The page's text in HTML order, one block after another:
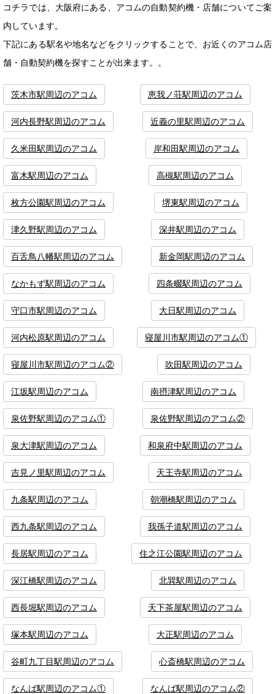
コチラでは、大阪府にある、アコムの自動契約機・店舗についてご案
内しています。
下記にある駅名や地名などをクリックすることで、お近くのアコム店
舗・自動契約機を探すことが出来ます。。
茨木市駅周辺のアコム 恵我ノ荘駅周辺のアコム
河内長野駅周辺のアコム 近義の里駅周辺のアコム
久米田駅周辺のアコム 岸和田駅周辺のアコム
富木駅周辺のアコム 高槻駅周辺のアコム
枚方公園駅周辺のアコム 堺東駅周辺のアコム
津久野駅周辺のアコム 深井駅周辺のアコム
百舌鳥八幡駅周辺のアコム 新金岡駅周辺のアコム
なかもず駅周辺のアコム 四条畷駅周辺のアコム
守口市駅周辺のアコム 大日駅周辺のアコム
河内松原駅周辺のアコム 寝屋川市駅周辺のアコム①
寝屋川市駅周辺のアコム② 吹田駅周辺のアコム
江坂駅周辺のアコム 南摂津駅周辺のアコム
泉佐野駅周辺のアコム① 泉佐野駅周辺のアコム②
泉大津駅周辺のアコム 和泉府中駅周辺のアコム
吉見ノ里駅周辺のアコム 天王寺駅周辺のアコム
九条駅周辺のアコム 朝潮橋駅周辺のアコム
西九条駅周辺のアコム 我孫子道駅周辺のアコム
長居駅周辺のアコム 住之江公園駅周辺のアコム
深江橋駅周辺のアコム 北巽駅周辺のアコム
西長堀駅周辺のアコム 天下茶屋駅周辺のアコム
塚本駅周辺のアコム 大正駅周辺のアコム
谷町九丁目駅周辺のアコム 心斎橋駅周辺のアコム
なんば駅周辺のアコム① なんば駅周辺のアコム②